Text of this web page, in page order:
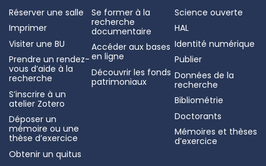
Réserver une salle
Imprimer
Visiter une BU
Prendre un rendez-
vous d’aide à la
recherche
S’inscrire à un
atelier Zotero
Déposer un
mémoire ou une
thèse d’exercice
Obtenir un quitus
Se former à la
recherche
documentaire
Accéder aux bases
en ligne
Découvrir les fonds
patrimoniaux
Science ouverte
HAL
Identité numérique
Publier
Données de la
recherche
Bibliométrie
Doctorants
Mémoires et thèses
d’exercice